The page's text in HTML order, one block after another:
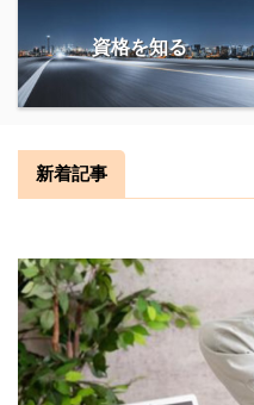
資格を知る
新着記事